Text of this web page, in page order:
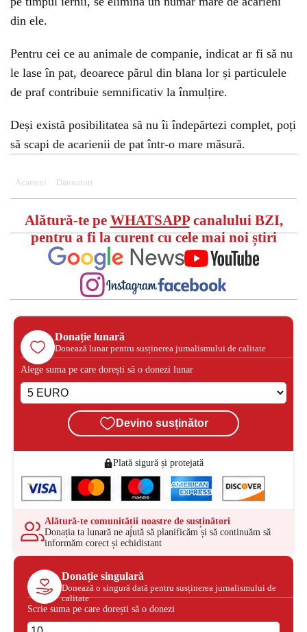
din ele.
Pentru cei ce au animale de companie, indicat ar fi să nu
le lase în pat, deoarece părul din blana lor și particulele
de praf contribuie semnificativ la înmulțire.
Deși există posibilitatea să nu îi îndepărtezi complet, poți
să scapi de acarienii de pat într-o mare măsură.
Acarieni Daunatori
Alătură-te pe WHATSAPPcanalului BZI,
pentru a fi la curent cu cele mai noi știri
Donație lunară
Donează lunar pentru susținerea jurnalismului de calitate
Alege suma pe care dorești să o donezi lunar
Devino susținător
Plată sigură și protejată
Alătură-te comunității noastre de susținători
Donația ta lunară ne ajută să planificăm și să continuăm să
informăm corect și echidistant
Donație singulară
Donează o singură dată pentru susținerea jurnalismului de
calitate
Scrie suma pe care dorești să o donezi